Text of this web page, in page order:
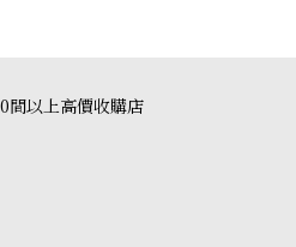
間以上高價收購店